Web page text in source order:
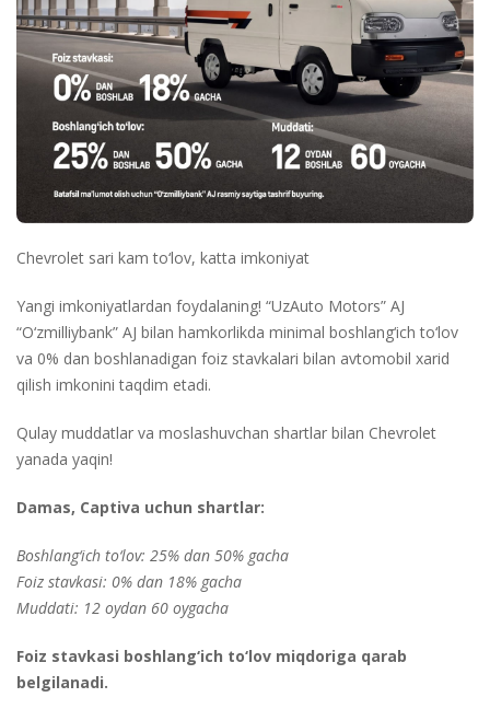
Chevrolet sari kam to‘lov, katta imkoniyat
Yangi imkoniyatlardan foydalaning! “UzAuto Motors” AJ
“O‘zmilliybank” AJ bilan hamkorlikda minimal boshlang‘ich to‘lov
va 0% dan boshlanadigan foiz stavkalari bilan avtomobil xarid
qilish imkonini taqdim etadi.
Qulay muddatlar va moslashuvchan shartlar bilan Chevrolet
yanada yaqin!
Damas, Captiva uchun shartlar:
Boshlang‘ich to‘lov: 25% dan 50% gacha
Foiz stavkasi: 0% dan 18% gacha
Muddati: 12 oydan 60 oygacha
Foiz stavkasi boshlang‘ich to‘lov miqdoriga qarab
belgilanadi.